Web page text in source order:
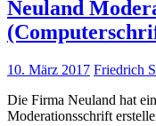
Neuland
10. März 2017 Friedrich
Die Firma Neuland hat
Moderationsschrift